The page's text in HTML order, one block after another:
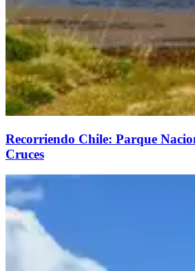
Recorriendo Chile: Parque
Cruces